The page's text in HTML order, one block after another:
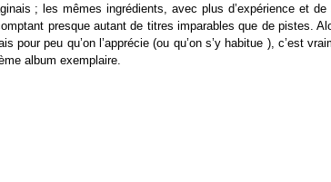
; les mêmes ingrédients, avec plus d’expérience et de
presque autant de titres imparables que de pistes.
peu qu’on l’apprécie (ou qu’on s’y habitue ), c’est
album exemplaire.